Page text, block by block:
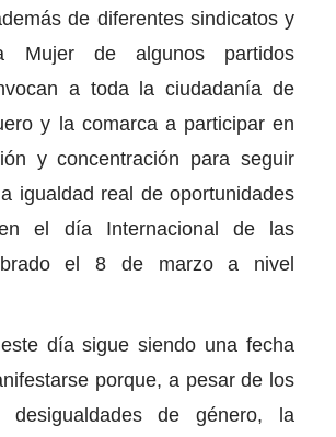
de diferentes sindicatos y
Mujer de algunos partidos
a toda la ciudadanía de
y la comarca a participar en
y concentración para seguir
igualdad real de oportunidades
el día Internacional de las
el 8 de marzo a nivel
día sigue siendo una fecha
porque, a pesar de los
desigualdades de género, la